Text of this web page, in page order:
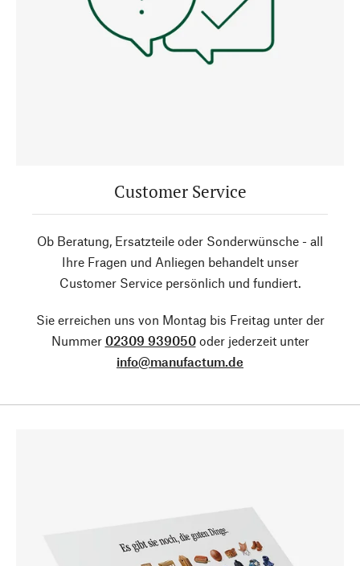
Customer Service
Ob Beratung, Ersatzteile oder Sonderwünsche - all
Ihre Fragen und Anliegen behandelt unser
Customer Service persönlich und fundiert.
Sie erreichen uns von Montag bis Freitag unter der
Nummer 02309 939050oder jederzeit unter
info@manufactum.de